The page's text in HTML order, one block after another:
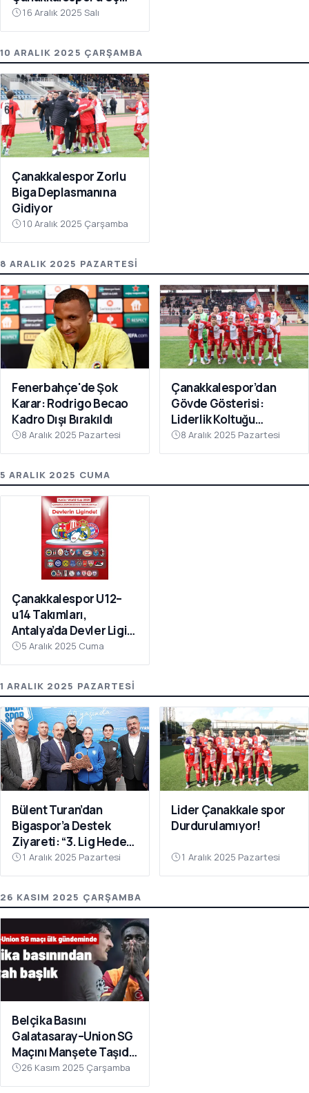
Puanı Getirdi
16 Aralık 2025 Salı
10 ARALIK 2025 ÇARŞAMBA
Çanakkalespor Zorlu
Biga Deplasmanına
Gidiyor
10 Aralık 2025 Çarşamba
8 ARALIK 2025 PAZARTESI
Fenerbahçe'de Şok
Karar: Rodrigo Becao
Kadro Dışı Bırakıldı
8 Aralık 2025 Pazartesi
Çanakkalespor’dan
Gövde Gösterisi:
Liderlik Koltuğu
Bırakılmıyor!
8 Aralık 2025 Pazartesi
5 ARALIK 2025 CUMA
Çanakkalespor U12–
u14 Takımları,
Antalya’da Devler Ligi
Sahnesinde!
5 Aralık 2025 Cuma
1 ARALIK 2025 PAZARTESI
Bülent Turan’dan
Bigaspor’a Destek
Ziyareti: “3. Lig Hedefi
Çok Yakın”
1 Aralık 2025 Pazartesi
Lider Çanakkale spor
Durdurulamıyor!
1 Aralık 2025 Pazartesi
26 KASIM 2025 ÇARŞAMBA
Belçika Basını
Galatasaray–Union SG
Maçını Manşete Taşıdı:
“50 Bin Türk’ü
Susturdular”
26 Kasım 2025 Çarşamba